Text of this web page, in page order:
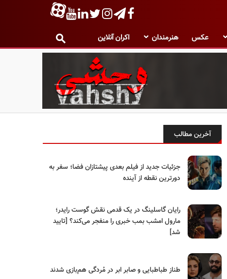
عکس هنرمندان اکران آنلاین
آخرین مطالب
جزئیات جدید از فیلم بعدی پیشتازان فضا؛ سفر به
دورترین نقطه از آینده
رایان گاسلینگ در یک قدمی نقش گوست رایدر؛
مارول امشب بمب خبری را منفجر می‌کند؟ [تایید
شد]
طناز طباطبایی و صابر ابر در مُردگی هم‌بازی شدند